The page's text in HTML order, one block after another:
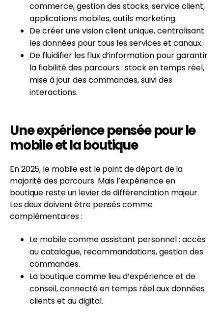
commerce, gestion des stocks, service client,
applications mobiles, outils marketing.
De créer une vision client unique, centralisant
les données pour tous les services et canaux.
De fluidifier les flux d’information pour garantir
la fiabilité des parcours : stock en temps réel,
mise à jour des commandes, suivi des
interactions.
Une expérience pensée pour le
mobile et la boutique
En 2025, le mobile est le point de départ de la
majorité des parcours. Mais l’expérience en
boutique reste un levier de différenciation majeur.
Les deux doivent être pensés comme
complémentaires :
Le mobile comme assistant personnel : accès
au catalogue, recommandations, gestion des
commandes.
La boutique comme lieu d’expérience et de
conseil, connecté en temps réel aux données
clients et au digital.